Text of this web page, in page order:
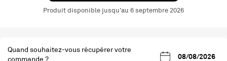
Quand souhaitez-vous récupérer votre
Produit disponible jusqu'au 6 septembre 2026